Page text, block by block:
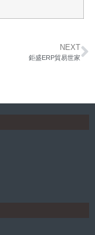
NEXT
鉅盛ERP貿易世家